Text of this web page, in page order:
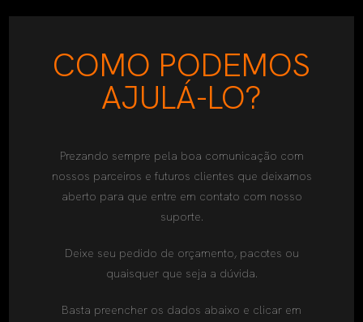
COMO PODEMOS
AJULÁ-LO?
Prezando sempre pela boa comunicação com
nossos parceiros e futuros clientes que deixamos
aberto para que entre em contato com nosso
suporte.
Deixe seu pedido de orçamento, pacotes ou
quaisquer que seja a dúvida.
Basta preencher os dados abaixo e clicar em